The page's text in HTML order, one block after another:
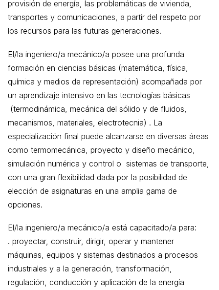
provisión de energía, las problemáticas de vivienda,
transportes y comunicaciones, a partir del respeto por
los recursos para las futuras generaciones.
El/la ingeniero/a mecánico/a posee una profunda
formación en ciencias básicas (matemática, física,
química y medios de representación) acompañada por
un aprendizaje intensivo en las tecnologías básicas
(termodinámica, mecánica del sólido y de fluidos,
mecanismos, materiales, electrotecnia) . La
especialización final puede alcanzarse en diversas áreas
como termomecánica, proyecto y diseño mecánico,
simulación numérica y control o sistemas de transporte,
con una gran flexibilidad dada por la posibilidad de
elección de asignaturas en una amplia gama de
opciones.
El/la ingeniero/a mecánico/a está capacitado/a para:
. proyectar, construir, dirigir, operar y mantener
máquinas, equipos y sistemas destinados a procesos
industriales y a la generación, transformación,
regulación, conducción y aplicación de la energía